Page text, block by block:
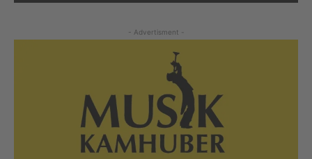
- Advertisment -